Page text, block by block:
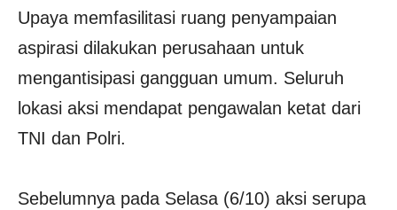
Upaya memfasilitasi ruang penyampaian
aspirasi dilakukan perusahaan untuk
mengantisipasi gangguan umum. Seluruh
lokasi aksi mendapat pengawalan ketat dari
TNI dan Polri.
Sebelumnya pada Selasa (6/10) aksi serupa